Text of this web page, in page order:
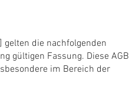
] gelten die nachfolgenden
gültigen Fassung. Diese AGB
im Bereich der